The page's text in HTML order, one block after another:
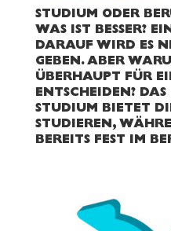
STUDIUM ODER
WAS IST BESSER?
DARAUF WIRD ES
GEBEN. ABER
ÜBERHAUPT FÜR
ENTSCHEIDEN?
STUDIUM BIETET
STUDIEREN,
BEREITS FEST IM